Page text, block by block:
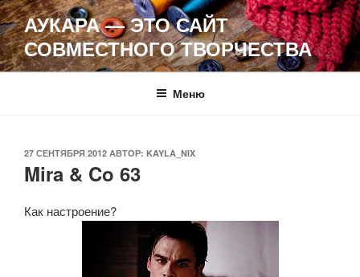
Перейти
к
содержимому
АУКАРА — ЭТО САЙТ
СОВМЕСТНОГО ТВОРЧЕСТВА
Меню
ОПУБЛИКОВАНО
27 СЕНТЯБРЯ 2012 АВТОР: KAYLA_NIX
Mira & Co 63
Как настроение?